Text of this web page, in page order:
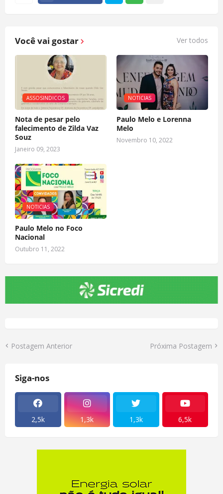
Você vai gostar Ver todos
ASSOSINDICOS
Nota de pesar pelo
falecimento de Zilda Vaz
Souz
Janeiro 09, 2023
NOTICIAS
Paulo Melo e Lorenna
Melo
Novembro 10, 2022
NOTICIAS
Paulo Melo no Foco
Nacional
Outubro 11, 2022
Postagem Anterior Próxima Postagem
Siga-nos
2,5k 1,3k 1,3k 6,5k